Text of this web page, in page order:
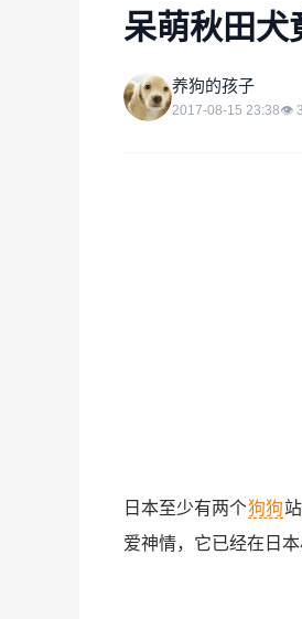
呆萌秋田犬
养 养狗的孩子
2017-08-15 23:38👁
日本至少有两个狗狗
爱神情，它已经在日